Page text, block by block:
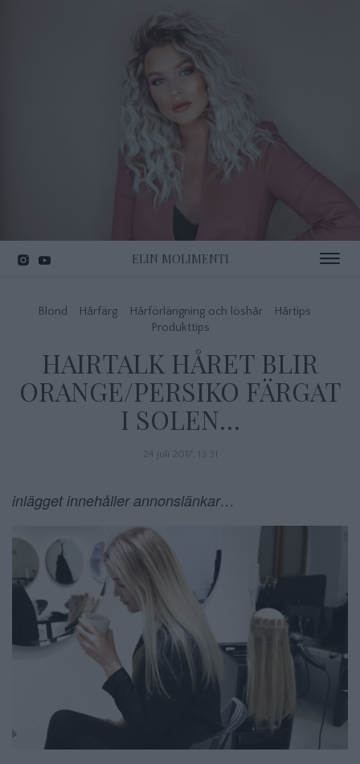
ELIN MOLIMENTI Toggle
Blond Hårfärg Hårförlängning och löshår
Hårtips
Produkttips
HAIRTALK HÅRET BLIR
ORANGE/PERSIKO FÄRGAT
I SOLEN…
24 juli 2017, 13:31
inlägget innehåller annonslänkar…